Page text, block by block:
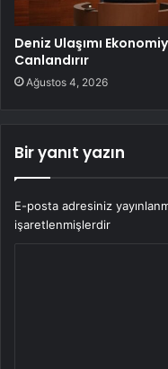
Deniz Ulaşımı
Canlandırır
Ağustos 4, 2026
Bir yanıt yazın
E-posta adresiniz
işaretlenmişlerdir